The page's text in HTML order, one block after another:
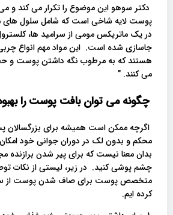
دکتر سوهو این موضوع را تکرار می کند و می
پوست لایه شاخی است که شامل سلول
در یک ماتریکس مومی از سرامید ها،
جاسازی شده است. این مواد مهم انواع
هستند که به مرطوب نگه داشتن پوست و
می کنند. "
چگونه می توان بافت پوست را
اگرچه ممکن است همیشه برای بزرگسالان
محکم و بدون لک در دوران جوانی خود امکان
بدان معنا نیست که برای پیر شدن برازنده
چشم پوشی کنید. در زیر، لیستی از نکات
متخصص پوست برای صاف شدن پوست از سر
کرده ایم.